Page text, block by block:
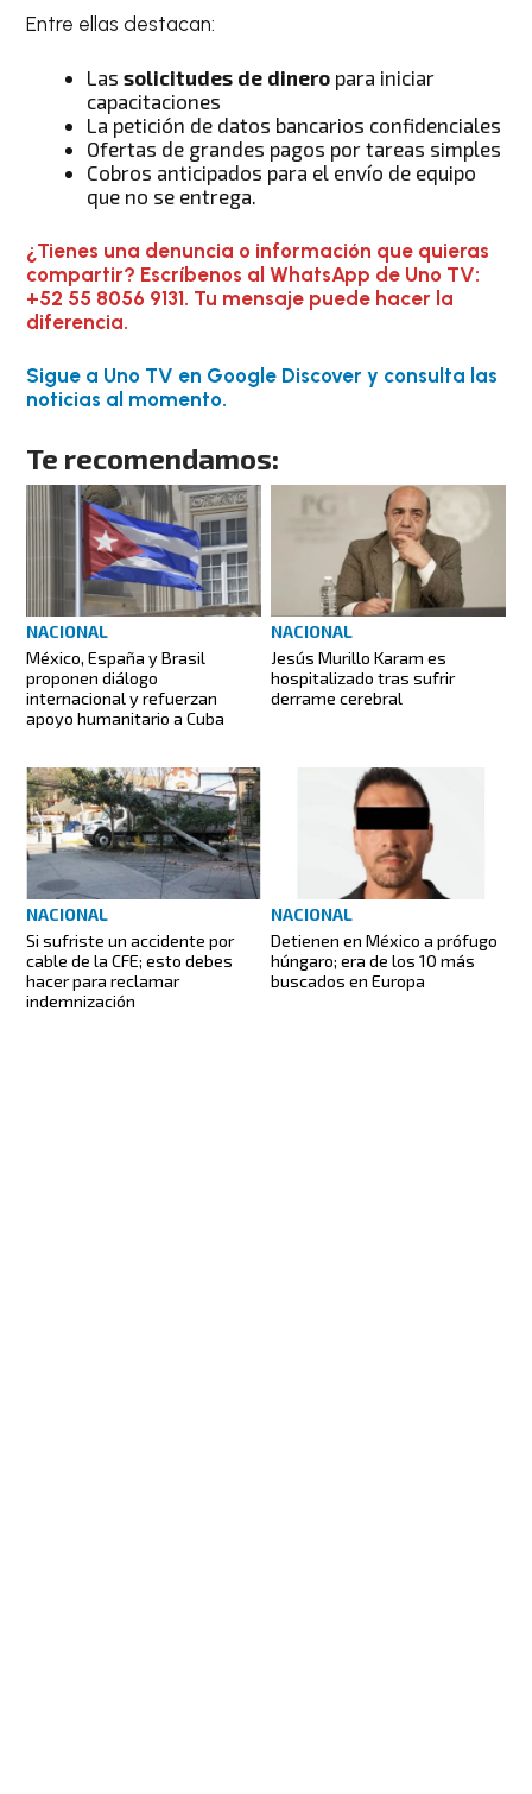
Entre ellas destacan:
Lassolicitudes de dinero para iniciar
capacitaciones
La petición de datos bancarios confidenciales
Ofertas de grandes pagos por tareas simples
Cobros anticipados para el envío de equipo
que no se entrega.
¿Tienes una denuncia o información que quieras
compartir? Escríbenos al WhatsApp de Uno TV:
+52 55 8056 9131. Tu mensaje puede hacer la
diferencia.
Sigue a Uno TV en Google Discover y consulta las
noticias al momento.
Te recomendamos:
NACIONAL
México, España y Brasil
proponen diálogo
internacional y refuerzan
apoyo humanitario a Cuba
NACIONAL
Jesús Murillo Karam es
hospitalizado tras sufrir
derrame cerebral
NACIONAL
Si sufriste un accidente por
cable de la CFE; esto debes
hacer para reclamar
indemnización
NACIONAL
Detienen en México a prófugo
húngaro; era de los 10 más
buscados en Europa